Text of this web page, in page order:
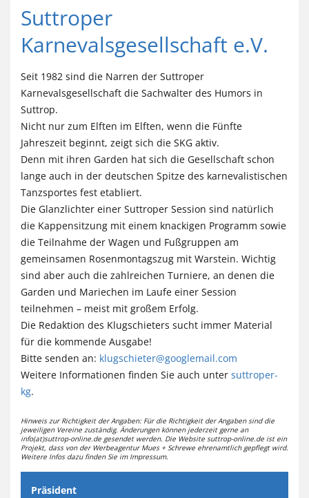
Suttroper
Karnevalsgesellschaft e.V.
Seit 1982 sind die Narren der Suttroper
Karnevalsgesellschaft die Sachwalter des Humors in
Suttrop.
Nicht nur zum Elften im Elften, wenn die Fünfte
Jahreszeit beginnt, zeigt sich die SKG aktiv.
Denn mit ihren Garden hat sich die Gesellschaft schon
lange auch in der deutschen Spitze des karnevalistischen
Tanzsportes fest etabliert.
Die Glanzlichter einer Suttroper Session sind natürlich
die Kappensitzung mit einem knackigen Programm sowie
die Teilnahme der Wagen und Fußgruppen am
gemeinsamen Rosenmontagszug mit Warstein. Wichtig
sind aber auch die zahlreichen Turniere, an denen die
Garden und Mariechen im Laufe einer Session
teilnehmen – meist mit großem Erfolg.
Die Redaktion des Klugschieters sucht immer Material
für die kommende Ausgabe!
Bitte senden an: klugschieter@googlemail.com
Weitere Informationen finden Sie auch unter suttroper-
kg.
Hinweis zur Richtigkeit der Angaben: Für die Richtigkeit der Angaben sind die
jeweiligen Vereine zuständig. Änderungen können jederzeit gerne an
info(at)suttrop-online.de gesendet werden. Die Website suttrop-online.de ist ein
Projekt, dass von der Werbeagentur Mues + Schrewe ehrenamtlich gepflegt wird.
Weitere Infos dazu finden Sie im Impressum.
Präsident